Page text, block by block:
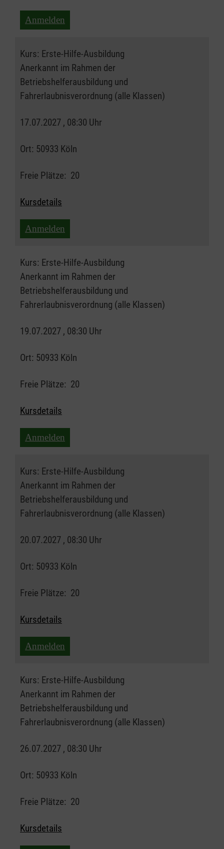
Anmelden
Kurs: Erste-Hilfe-Ausbildung
Anerkannt im Rahmen der
Betriebshelferausbildung und
Fahrerlaubnisverordnung (alle Klassen)
17.07.2027 , 08:30 Uhr
Ort: 50933 Köln
Freie Plätze: 20
Kursdetails
Anmelden
Kurs: Erste-Hilfe-Ausbildung
Anerkannt im Rahmen der
Betriebshelferausbildung und
Fahrerlaubnisverordnung (alle Klassen)
19.07.2027 , 08:30 Uhr
Ort: 50933 Köln
Freie Plätze: 20
Kursdetails
Anmelden
Kurs: Erste-Hilfe-Ausbildung
Anerkannt im Rahmen der
Betriebshelferausbildung und
Fahrerlaubnisverordnung (alle Klassen)
20.07.2027 , 08:30 Uhr
Ort: 50933 Köln
Freie Plätze: 20
Kursdetails
Anmelden
Kurs: Erste-Hilfe-Ausbildung
Anerkannt im Rahmen der
Betriebshelferausbildung und
Fahrerlaubnisverordnung (alle Klassen)
26.07.2027 , 08:30 Uhr
Ort: 50933 Köln
Freie Plätze: 20
Kursdetails